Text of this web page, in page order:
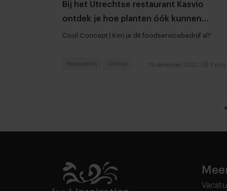
Bij het Utrechtse restaurant Kasvio
ontdek je hoe planten óók kunnen
smaken
Cool Concept | Ken je dit foodservicebedrijf al?
19 december 2022 3 min
Restaurants Citytrip
«